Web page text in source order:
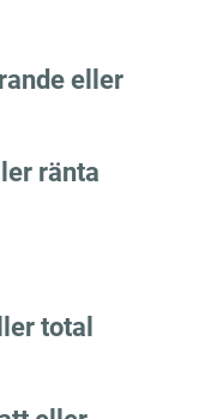
eller
ränta
total